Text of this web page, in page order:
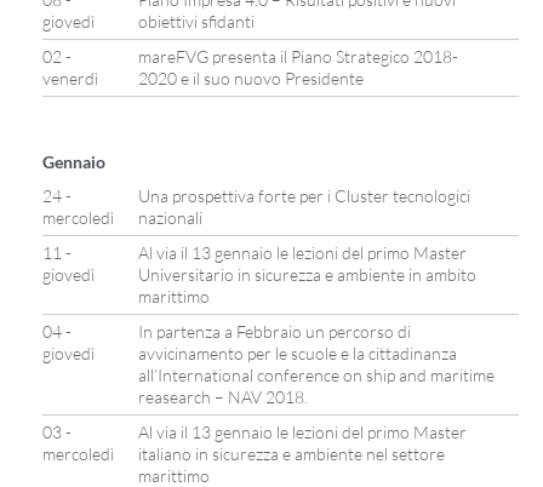
giovedì
obiettivi sfidanti
02 -
venerdì
mareFVG presenta il Piano Strategico 2018-
2020 e il suo nuovo Presidente
Gennaio
24 -
mercoledì
Una prospettiva forte per i Cluster tecnologici
nazionali
11 -
giovedì
Al via il 13 gennaio le lezioni del primo Master
Universitario in sicurezza e ambiente in ambito
marittimo
04 -
giovedì
In partenza a Febbraio un percorso di
avvicinamento per le scuole e la cittadinanza
all’International conference on ship and maritime
reasearch – NAV 2018.
03 -
mercoledì
Al via il 13 gennaio le lezioni del primo Master
italiano in sicurezza e ambiente nel settore
marittimo